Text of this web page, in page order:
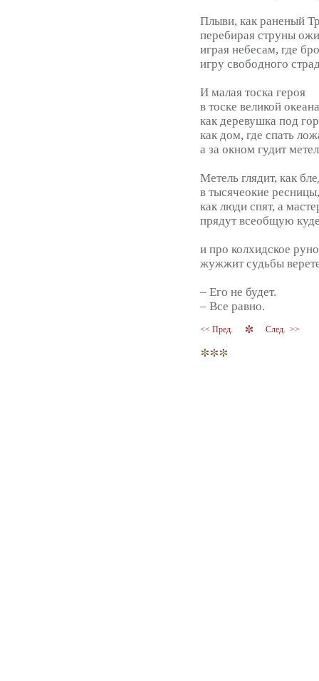
Плыви, как раненый
перебирая струны
играя небесам, где
игру свободного
И малая тоска героя
в тоске великой
как деревушка под
как дом, где спать
а за окном гудит
Метель глядит, как
в тысячеокие ресницы,
как люди спят, а
прядут всеобщую
и про колхидское руно
жужжит судьбы
– Его не будет.
– Все равно.
<< Пред. След. >>